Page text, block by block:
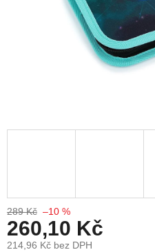
289 Kč –10 %
260,10 Kč
214,96 Kč bez DPH